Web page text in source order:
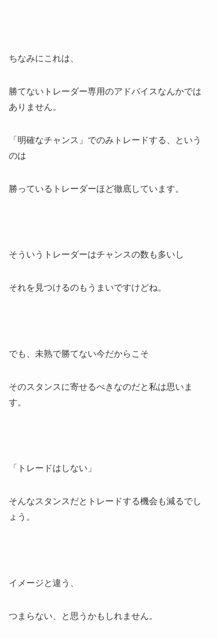
ちなみにこれは、
勝てないトレーダー専用のアドバイスなんかでは
ありません。
「明確なチャンス」でのみトレードする、という
のは
勝っているトレーダーほど徹底しています。
そういうトレーダーはチャンスの数も多いし
それを見つけるのもうまいですけどね。
でも、未熟で勝てない今だからこそ
そのスタンスに寄せるべきなのだと私は思いま
す。
「トレードはしない」
そんなスタンスだとトレードする機会も減るでし
ょう。
イメージと違う、
つまらない、と思うかもしれません。